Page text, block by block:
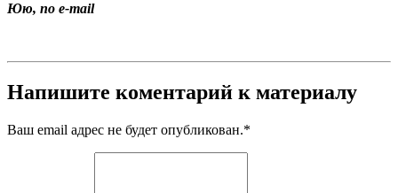
Юю, по e-mail
Напишите коментарий к материалу
Ваш email адрес не будет опубликован.*